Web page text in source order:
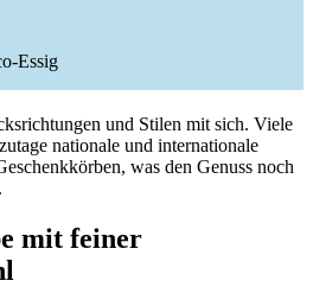
Essig
und Stilen mit sich. Viele
nationale und internationale
was den Genuss noch
mit feiner